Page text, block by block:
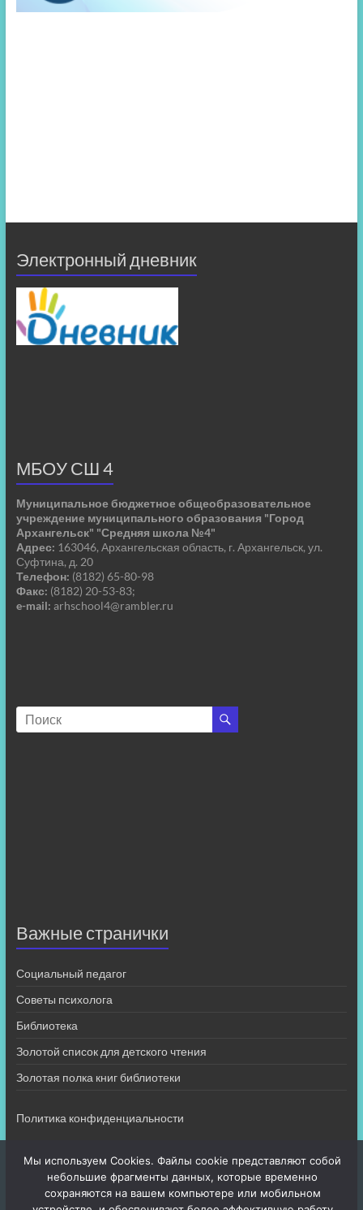
Электронный дневник
МБОУ СШ 4
Муниципальное бюджетное общеобразовательное
учреждение муниципального образования "Город
Архангельск" "Средняя школа №4"
Адрес: 163046, Архангельская область, г. Архангельск, ул.
Суфтина, д. 20
Телефон: (8182) 65-80-98
Факс: (8182) 20-53-83;
e-mail: arhschool4@rambler.ru
Важные странички
Социальный педагог
Советы психолога
Библиотека
Золотой список для детского чтения
Золотая полка книг библиотеки
Политика конфиденциальности
Мы используем Cookies. Файлы cookie представляют собой
небольшие фрагменты данных, которые временно
сохраняются на вашем компьютере или мобильном